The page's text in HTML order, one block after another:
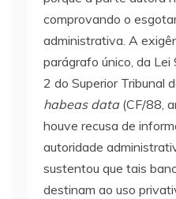
comprovando o
administrativa. A
parágrafo único, da
2 do Superior Tribunal
habeas data(CF/88,
houve recusa de
autoridade
sustentou que tais
destinam ao uso